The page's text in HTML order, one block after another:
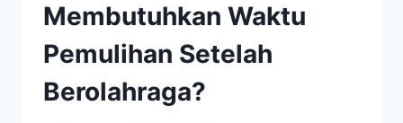
Membutuhkan Waktu
Pemulihan Setelah
Berolahraga?